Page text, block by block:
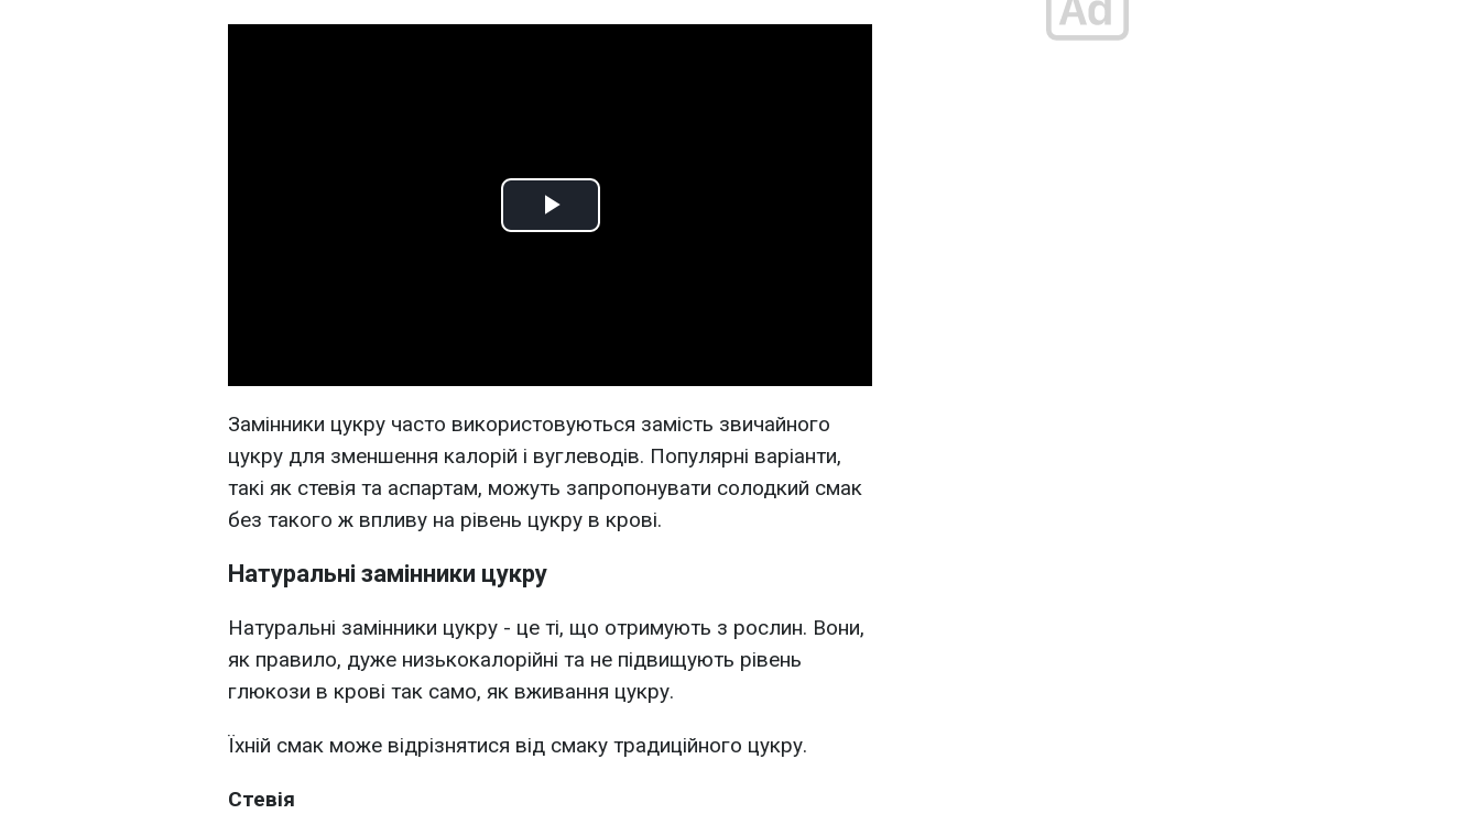
Play
Замінники цукру часто використовуються замість звичайного
цукру для зменшення калорій і вуглеводів. Популярні варіанти,
такі як стевія та аспартам, можуть запропонувати солодкий смак
без такого ж впливу на рівень цукру в крові.
Натуральні замінники цукру
Натуральні замінники цукру - це ті, що отримують з рослин. Вони,
як правило, дуже низькокалорійні та не підвищують рівень
глюкози в крові так само, як вживання цукру.
Їхній смак може відрізнятися від смаку традиційного цукру.
Стевія